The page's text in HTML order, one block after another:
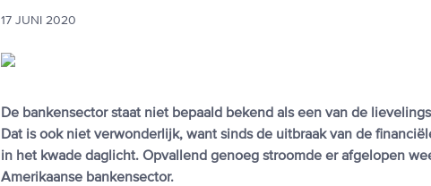
17 JUNI 2020
De bankensector staat niet bepaald bekend als een van de
Dat is ook niet verwonderlijk, want sinds de uitbraak van de
in het kwade daglicht. Opvallend genoeg stroomde er afgelopen
Amerikaanse bankensector.